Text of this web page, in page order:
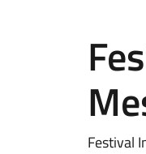
Festival